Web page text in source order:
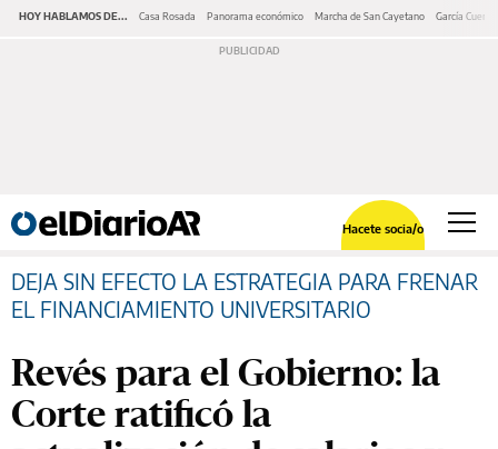
HOY HABLAMOS DE... Casa Rosada Panorama económico Marcha de San Cayetano García Cuerva
Hacete socia/o
DEJA SIN EFECTO LA ESTRATEGIA PARA FRENAR
EL FINANCIAMIENTO UNIVERSITARIO
Revés para el Gobierno: la
Corte ratificó la